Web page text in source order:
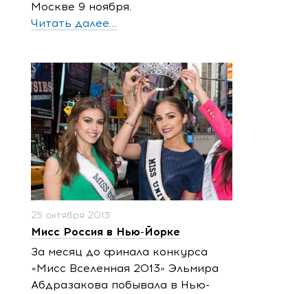
Москве 9 ноября.
Читать далее...
25 октября 2013
Мисс Россия в Нью-Йорке
За месяц до финала конкурса
«Мисс Вселенная 2013» Эльмира
Абдразакова побывала в Нью-